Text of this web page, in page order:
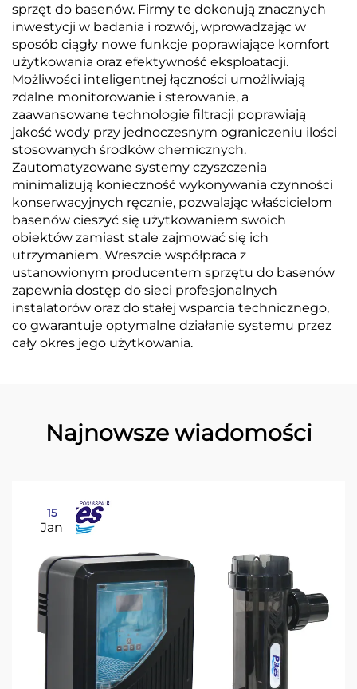
sprzęt do basenów. Firmy te dokonują znacznych
inwestycji w badania i rozwój, wprowadzając w
sposób ciągły nowe funkcje poprawiające komfort
użytkowania oraz efektywność eksploatacji.
Możliwości inteligentnej łączności umożliwiają
zdalne monitorowanie i sterowanie, a
zaawansowane technologie filtracji poprawiają
jakość wody przy jednoczesnym ograniczeniu ilości
stosowanych środków chemicznych.
Zautomatyzowane systemy czyszczenia
minimalizują konieczność wykonywania czynności
konserwacyjnych ręcznie, pozwalając właścicielom
basenów cieszyć się użytkowaniem swoich
obiektów zamiast stale zajmować się ich
utrzymaniem. Wreszcie współpraca z
ustanowionym producentem sprzętu do basenów
zapewnia dostęp do sieci profesjonalnych
instalatorów oraz do stałej wsparcia technicznego,
co gwarantuje optymalne działanie systemu przez
cały okres jego użytkowania.
Najnowsze wiadomości
15
Jan